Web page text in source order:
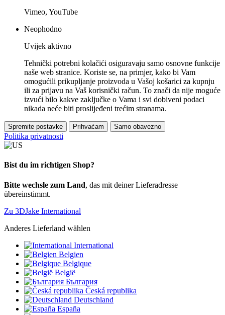
Vimeo, YouTube
Neophodno
Uvijek aktivno
Tehnički potrebni kolačići osiguravaju samo osnovne funkcije
naše web stranice. Koriste se, na primjer, kako bi Vam
omogućili prikupljanje proizvoda u Vašoj košarici za kupnju
ili za prijavu na Vaš korisnički račun. To znači da nije moguće
izvući bilo kakve zaključke o Vama i svi dobiveni podaci
nikada neće biti proslijeđeni trećim stranama.
Spremite postavke Prihvaćam Samo obavezno
Politika privatnosti
Bist du im richtigen Shop?
Bitte wechsle zum Land, das mit deiner Lieferadresse
übereinstimmt.
Zu 3DJake International
Anderes Lieferland wählen
International
Belgien
Belgique
België
България
Česká republika
Deutschland
España